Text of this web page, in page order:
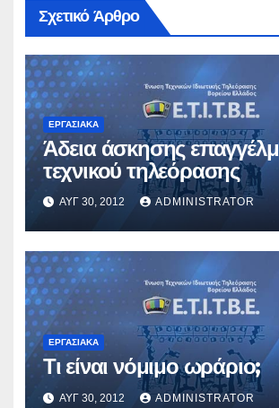
Σχετικό Άρθρο
ΕΡΓΑΣΙΑΚΆ
Άδεια άσκησης
τεχνικού τηλεόρασης
ΑΥΓ 30, 2012 ADMINISTRATOR
ΕΡΓΑΣΙΑΚΆ
Τι είναι νόμιμο ωράριο;
ΑΥΓ 30, 2012 ADMINISTRATOR